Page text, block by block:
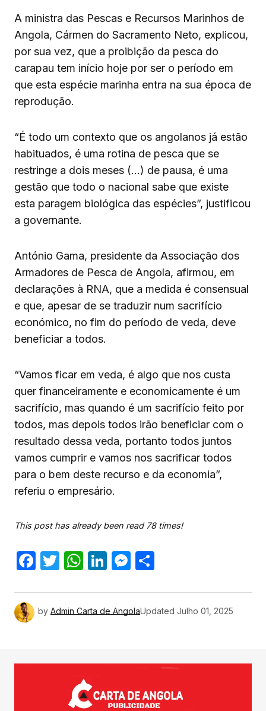
A ministra das Pescas e Recursos Marinhos de
Angola, Cármen do Sacramento Neto, explicou,
por sua vez, que a proibição da pesca do
carapau tem início hoje por ser o período em
que esta espécie marinha entra na sua época de
reprodução.
“É todo um contexto que os angolanos já estão
habituados, é uma rotina de pesca que se
restringe a dois meses (…) de pausa, é uma
gestão que todo o nacional sabe que existe
esta paragem biológica das espécies”, justificou
a governante.
António Gama, presidente da Associação dos
Armadores de Pesca de Angola, afirmou, em
declarações à RNA, que a medida é consensual
e que, apesar de se traduzir num sacrifício
económico, no fim do período de veda, deve
beneficiar a todos.
“Vamos ficar em veda, é algo que nos custa
quer financeiramente e economicamente é um
sacrifício, mas quando é um sacrifício feito por
todos, mas depois todos irão beneficiar com o
resultado dessa veda, portanto todos juntos
vamos cumprir e vamos nos sacrificar todos
para o bem deste recurso e da economia”,
referiu o empresário.
This post has already been read 78 times!
Facebook
Twitter
WhatsApp
LinkedIn
Messenger
by Admin Carta de AngolaUpdated Julho 01, 2025